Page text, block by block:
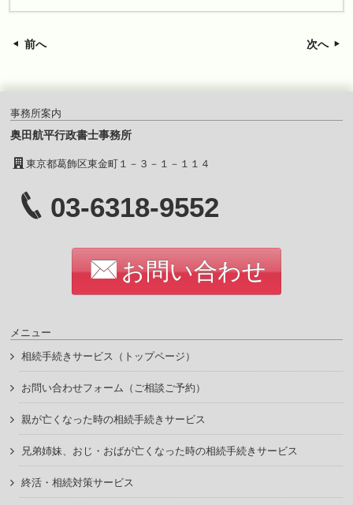
前へ 次へ
事務所案内
奥田航平行政書士事務所
東京都葛飾区東金町１－３－１－１１４
03-6318-9552
お問い合わせ
メニュー
相続手続きサービス（トップページ）
お問い合わせフォーム（ご相談ご予約）
親が亡くなった時の相続手続きサービス
兄弟姉妹、おじ・おばが亡くなった時の相続手続きサービス
終活・相続対策サービス